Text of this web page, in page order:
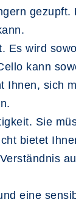
Es wird
kann
Ihnen, sich
Sie
bietet
eine